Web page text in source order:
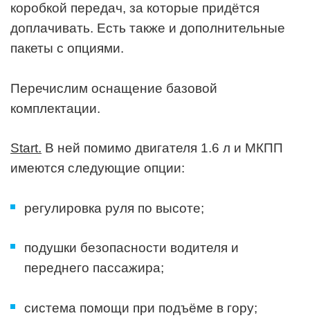
коробкой передач, за которые придётся
доплачивать. Есть также и дополнительные
пакеты с опциями.
Перечислим оснащение базовой
комплектации.
Start. В ней помимо двигателя 1.6 л и МКПП
имеются следующие опции:
регулировка руля по высоте;
подушки безопасности водителя и
переднего пассажира;
система помощи при подъёме в гору;